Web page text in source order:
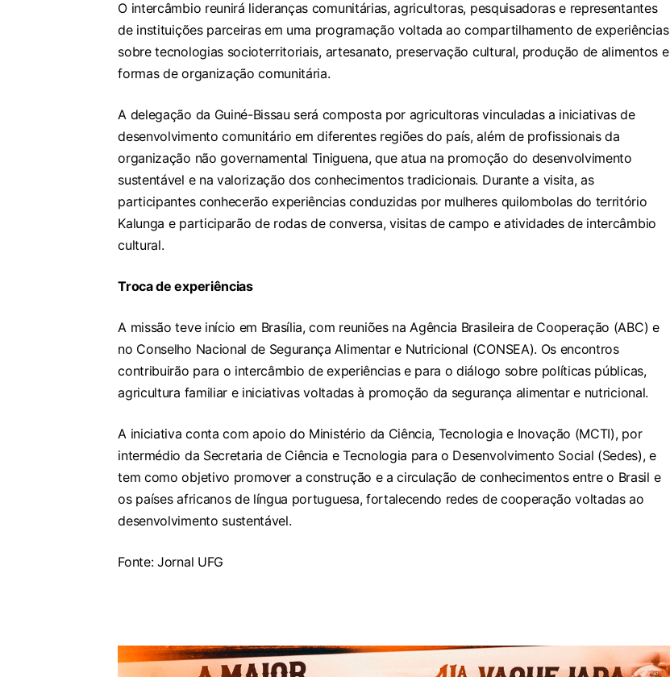
O intercâmbio reunirá lideranças comunitárias, agricultoras, pesquisadoras e representantes
de instituições parceiras em uma programação voltada ao compartilhamento de experiências
sobre tecnologias socioterritoriais, artesanato, preservação cultural, produção de alimentos e
formas de organização comunitária.
A delegação da Guiné-Bissau será composta por agricultoras vinculadas a iniciativas de
desenvolvimento comunitário em diferentes regiões do país, além de profissionais da
organização não governamental Tiniguena, que atua na promoção do desenvolvimento
sustentável e na valorização dos conhecimentos tradicionais. Durante a visita, as
participantes conhecerão experiências conduzidas por mulheres quilombolas do território
Kalunga e participarão de rodas de conversa, visitas de campo e atividades de intercâmbio
cultural.
Troca de experiências
A missão teve início em Brasília, com reuniões na Agência Brasileira de Cooperação (ABC) e
no Conselho Nacional de Segurança Alimentar e Nutricional (CONSEA). Os encontros
contribuirão para o intercâmbio de experiências e para o diálogo sobre políticas públicas,
agricultura familiar e iniciativas voltadas à promoção da segurança alimentar e nutricional.
A iniciativa conta com apoio do Ministério da Ciência, Tecnologia e Inovação (MCTI), por
intermédio da Secretaria de Ciência e Tecnologia para o Desenvolvimento Social (Sedes), e
tem como objetivo promover a construção e a circulação de conhecimentos entre o Brasil e
os países africanos de língua portuguesa, fortalecendo redes de cooperação voltadas ao
desenvolvimento sustentável.
Fonte: Jornal UFG